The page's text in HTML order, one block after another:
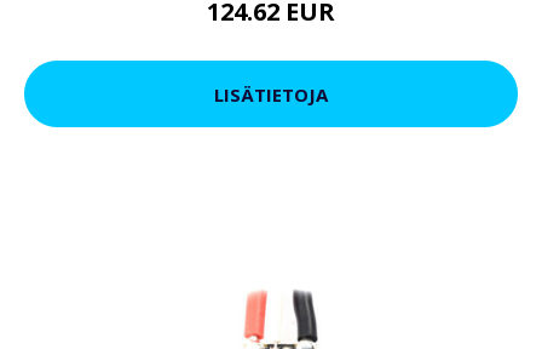
124.62 EUR
LISÄTIETOJA